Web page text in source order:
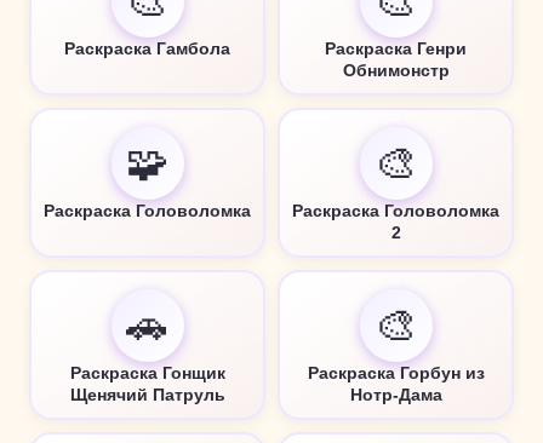
Раскраска Гамбола
Раскраска Генри
Обнимонстр
🧩
Раскраска Головоломка
🎨
Раскраска Головоломка
2
🚗
Раскраска Гонщик
Щенячий Патруль
🎨
Раскраска Горбун из
Нотр-Дама